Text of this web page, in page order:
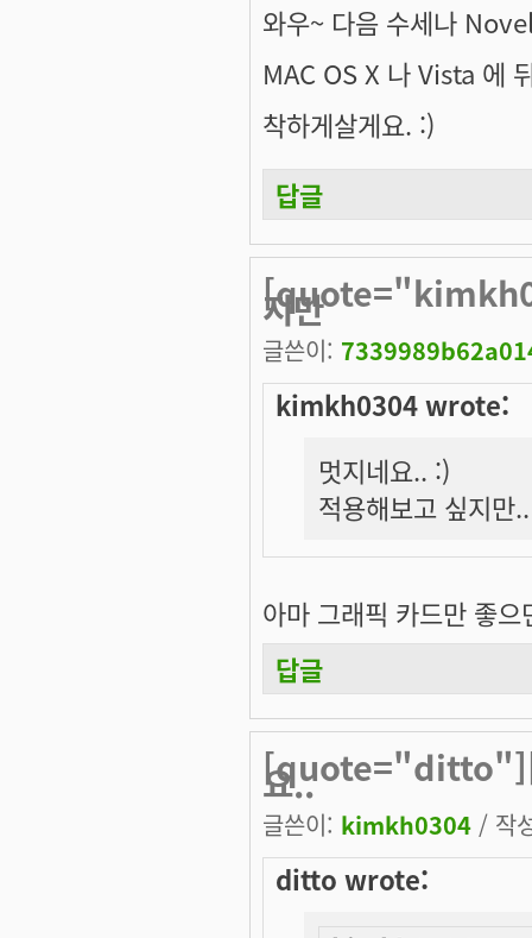
와우~ 다음 수세나
MAC OS X 나 Vista 에
착하게살게요. :)
답글
지만
글쓴이:
kimkh0304 wrote:
멋지네요.. :)
적용해보고 싶지만
아마 그래픽 카드만 좋
답글
요..
글쓴이: kimkh0304 / 작
ditto wrote: